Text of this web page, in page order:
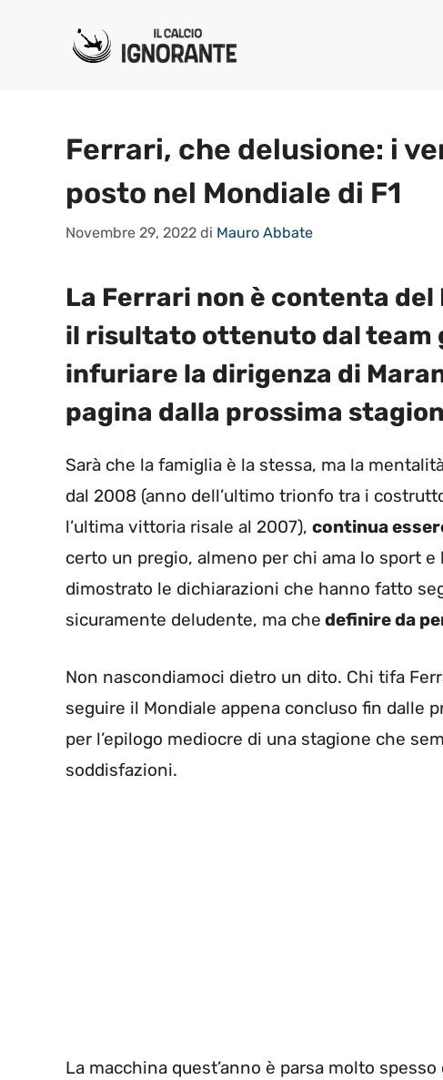
Ferrari, che delusione: i
posto nel Mondiale di F1
Novembre 29, 2022 di Mauro Abbate
La Ferrari non è contenta
il risultato ottenuto dal team
infuriare la dirigenza di
pagina dalla prossima
Sarà che la famiglia è la stessa, ma la
dal 2008 (anno dell’ultimo trionfo tra i
l’ultima vittoria risale al 2007), continua
certo un pregio, almeno per chi ama lo sport
dimostrato le dichiarazioni che hanno fatto
sicuramente deludente, ma che definire da
Non nascondiamoci dietro un dito. Chi tifa
seguire il Mondiale appena concluso fin dalle
per l’epilogo mediocre di una stagione che
soddisfazioni.
La macchina quest’anno è parsa molto